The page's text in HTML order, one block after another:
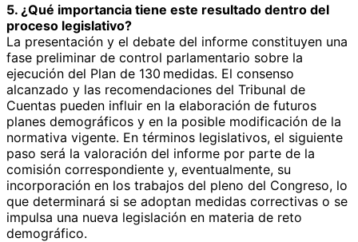
5. ¿Qué importancia tiene este resultado dentro del
proceso legislativo?
La presentación y el debate del informe constituyen una
fase preliminar de control parlamentario sobre la
ejecución del Plan de 130 medidas. El consenso
alcanzado y las recomendaciones del Tribunal de
Cuentas pueden influir en la elaboración de futuros
planes demográficos y en la posible modificación de la
normativa vigente. En términos legislativos, el siguiente
paso será la valoración del informe por parte de la
comisión correspondiente y, eventualmente, su
incorporación en los trabajos del pleno del Congreso, lo
que determinará si se adoptan medidas correctivas o se
impulsa una nueva legislación en materia de reto
demográfico.